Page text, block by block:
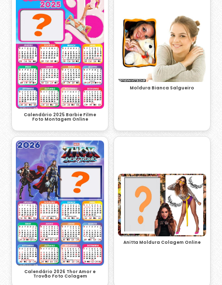
Calendário 2025 Barbie Filme
Foto Montagem Online
Moldura Bianca Salgueiro
Calendário 2026 Thor Amor e
Trovão Foto Colagem
Anitta Moldura Colagem Online